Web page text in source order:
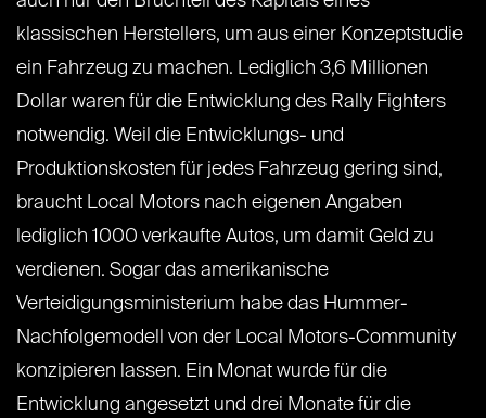
klassischen Herstellers, um aus einer Konzeptstudie
ein Fahrzeug zu machen. Lediglich 3,6 Millionen
Dollar waren für die Entwicklung des Rally Fighters
notwendig. Weil die Entwicklungs- und
Produktionskosten für jedes Fahrzeug gering sind,
braucht Local Motors nach eigenen Angaben
lediglich 1000 verkaufte Autos, um damit Geld zu
verdienen. Sogar das amerikanische
Verteidigungsministerium habe das Hummer-
Nachfolgemodell von der Local Motors-Community
konzipieren lassen. Ein Monat wurde für die
Entwicklung angesetzt und drei Monate für die